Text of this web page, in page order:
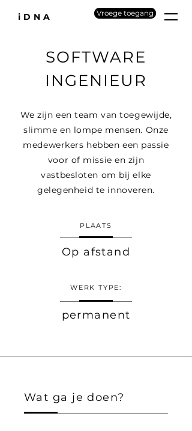
iDNA Vroege toegang
SOFTWARE
INGENIEUR
We zijn een team van toegewijde,
slimme en lompe mensen. Onze
medewerkers hebben een passie
voor of missie en zijn
vastbesloten om bij elke
gelegenheid te innoveren.
PLAATS
Op afstand
WERK TYPE:
permanent
Wat ga je doen?